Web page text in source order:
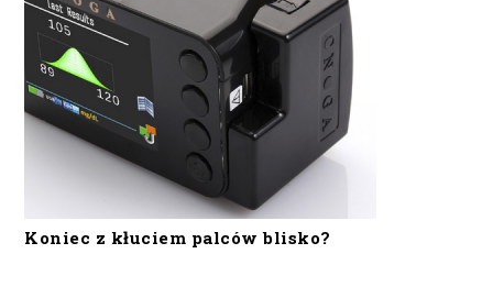
Koniec z kłuciem palców blisko?